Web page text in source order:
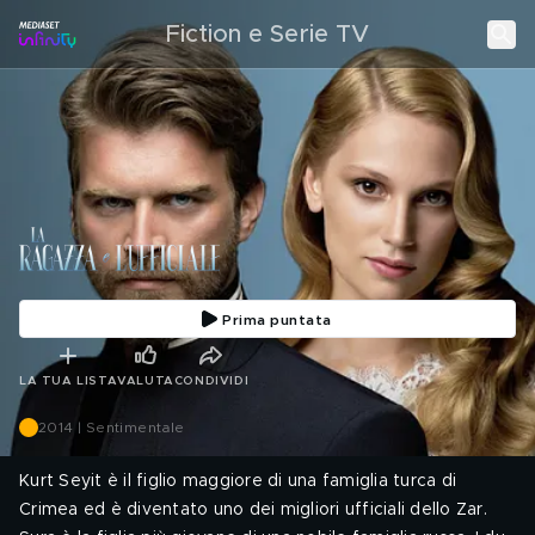
Fiction e Serie TV
Prima puntata
LA TUA LISTAVALUTA CONDIVIDI
2014 | Sentimentale
Kurt Seyit è il figlio maggiore di una famiglia turca di
Crimea ed è diventato uno dei migliori ufficiali dello Zar.